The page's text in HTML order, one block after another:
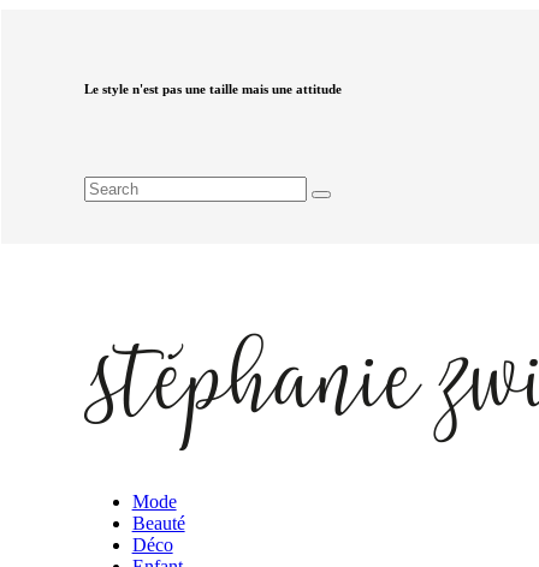
Le style n'est pas une taille mais une attitude
Mode
Beauté
Déco